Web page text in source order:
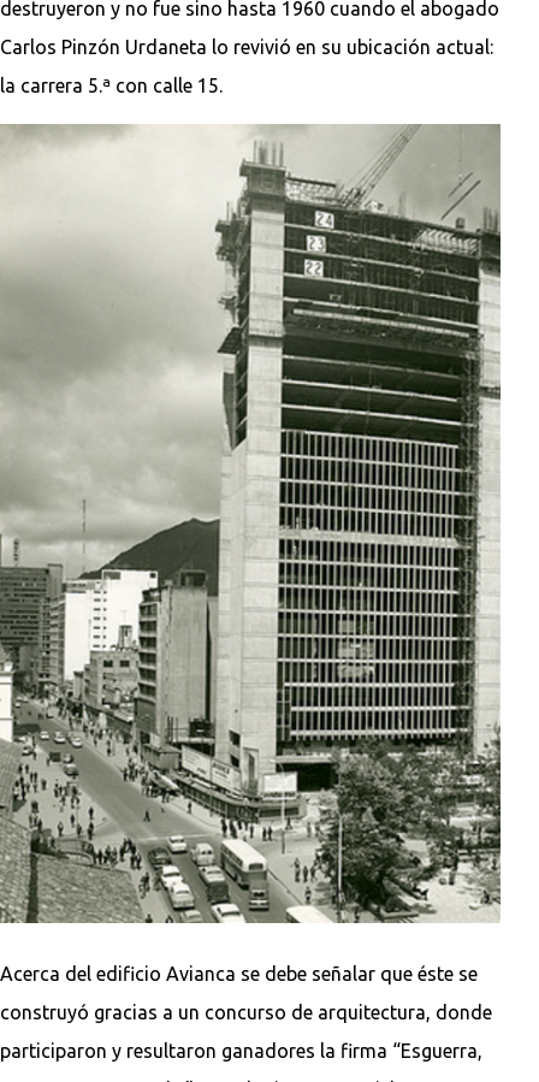
destruyeron y no fue sino hasta 1960 cuando el abogado
Carlos Pinzón Urdaneta lo revivió en su ubicación actual:
la carrera 5.ª con calle 15.
Acerca del edificio Avianca se debe señalar que éste se
construyó gracias a un concurso de arquitectura, donde
participaron y resultaron ganadores la firma “Esguerra,